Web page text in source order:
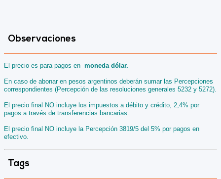
Observaciones
El precio es para pagos en moneda dólar.
En caso de abonar en pesos argentinos deberán sumar las Percepciones
correspondientes (Percepción de las resoluciones generales 5232 y 5272).
El precio final NO incluye los impuestos a débito y crédito, 2,4% por
pagos a través de transferencias bancarias.
El precio final NO incluye la Percepción 3819/5 del 5% por pagos en
efectivo.
Tags